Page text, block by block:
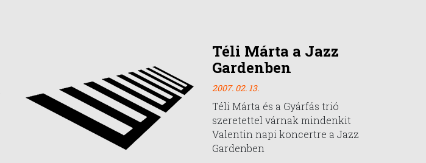
Téli Márta a Jazz
Gardenben
2007. 02. 13.
Téli Márta és a Gyárfás trió
szeretettel várnak mindenkit
Valentin napi koncertre a Jazz
Gardenben